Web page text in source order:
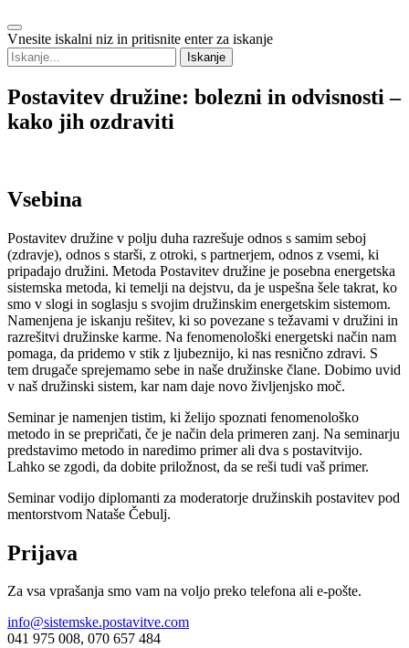
Vnesite iskalni niz in pritisnite enter za iskanje
Postavitev družine: bolezni in odvisnosti –
kako jih ozdraviti
Vsebina
Postavitev družine v polju duha razrešuje odnos s samim seboj
(zdravje), odnos s starši, z otroki, s partnerjem, odnos z vsemi, ki
pripadajo družini. Metoda Postavitev družine je posebna energetska
sistemska metoda, ki temelji na dejstvu, da je uspešna šele takrat, ko
smo v slogi in soglasju s svojim družinskim energetskim sistemom.
Namenjena je iskanju rešitev, ki so povezane s težavami v družini in
razrešitvi družinske karme. Na fenomenološki energetski način nam
pomaga, da pridemo v stik z ljubeznijo, ki nas resnično zdravi. S
tem drugače sprejemamo sebe in naše družinske člane. Dobimo uvid
v naš družinski sistem, kar nam daje novo življenjsko moč.
Seminar je namenjen tistim, ki želijo spoznati fenomenološko
metodo in se prepričati, če je način dela primeren zanj. Na seminarju
predstavimo metodo in naredimo primer ali dva s postavitvijo.
Lahko se zgodi, da dobite priložnost, da se reši tudi vaš primer.
Seminar vodijo diplomanti za moderatorje družinskih postavitev pod
mentorstvom Nataše Čebulj.
Prijava
Za vsa vprašanja smo vam na voljo preko telefona ali e-pošte.
info@sistemske.postavitve.com
041 975 008, 070 657 484